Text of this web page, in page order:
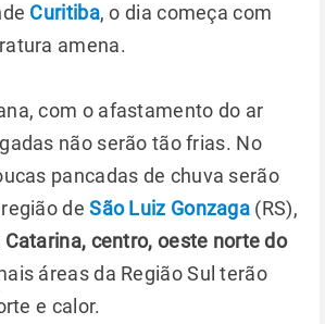
Curitiba, o dia começa com
amena.
com o afastamento do ar
não serão tão frias. No
pancadas de chuva serão
deSão Luiz Gonzaga (RS),
centro, oeste norte do
áreas da Região Sul terão
e calor.